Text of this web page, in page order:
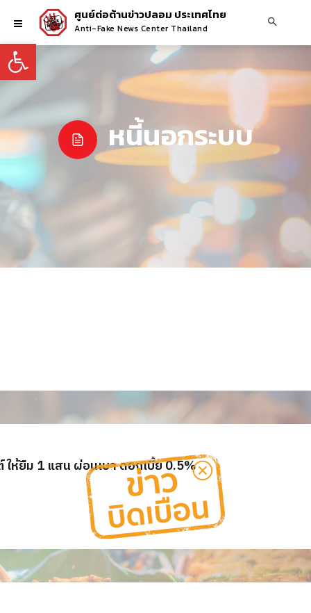
Open toolbar
ศูนย์ต่อต้านข่าวปลอม ประเทศไทย
Anti-Fake News Center Thailand
หนี้นอกระบบ
ห้ยืม 1 แสน ผ่อนเบา ดอกเบี้ย 0.5%